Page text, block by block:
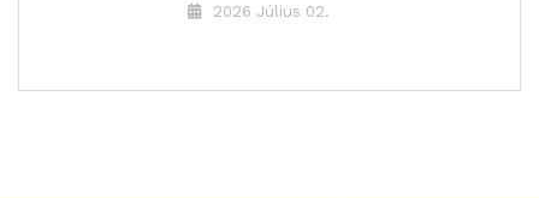
2026 Július 02.